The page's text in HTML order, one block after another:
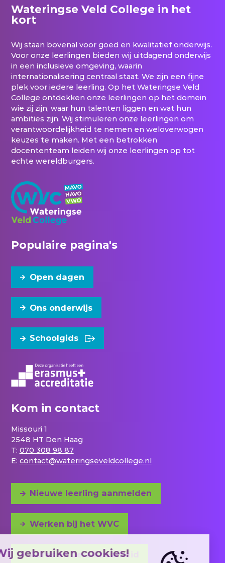
Wateringse Veld College in het
kort
Wij staan bovenal voor goed en kwalitatief onderwijs.
Voor onze leerlingen bieden wij uitdagend onderwijs
in een inclusieve omgeving, waarin
internationalisering centraal staat. We zijn een fijne
plek voor iedere leerling. Op het Wateringse Veld
College ontdekken onze leerlingen op het domein
wie zij zijn, waar hun talenten liggen en wat hun
ambities zijn. Wij stimuleren onze leerlingen om
verantwoordelijkheid te nemen en weloverwogen
keuzes te maken. Met een betrokken
docententeam leiden wij onze leerlingen op tot
echte wereldburgers.
Populaire pagina's
Open dagen
Ons onderwijs
Schoolgids
Kom in contact
Missouri 1
2548 HT Den Haag
T: 070 308 98 87
E: contact@wateringseveldcollege.nl
Nieuwe leerling aanmelden
Werken bij het WVC
Adres en bereikbaarheid